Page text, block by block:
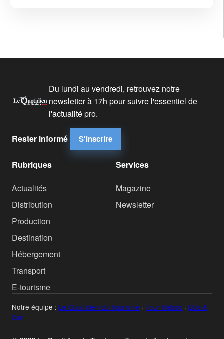
Du lundi au vendredi, retrouvez notre
newsletter à 17h pour suivre l'essentiel de
l'actualité pro.
Rester informé S'inscrire
Rubriques
Actualités
Distribution
Production
Destination
Hébergement
Transport
E-tourisme
Services
Magazine
Newsletter
Notre équipe : Le Quotidien du Tourisme · Tour Hebdo · Bus &
Car